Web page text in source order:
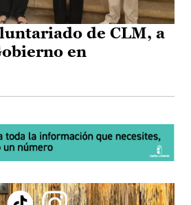
de CLM, a
en